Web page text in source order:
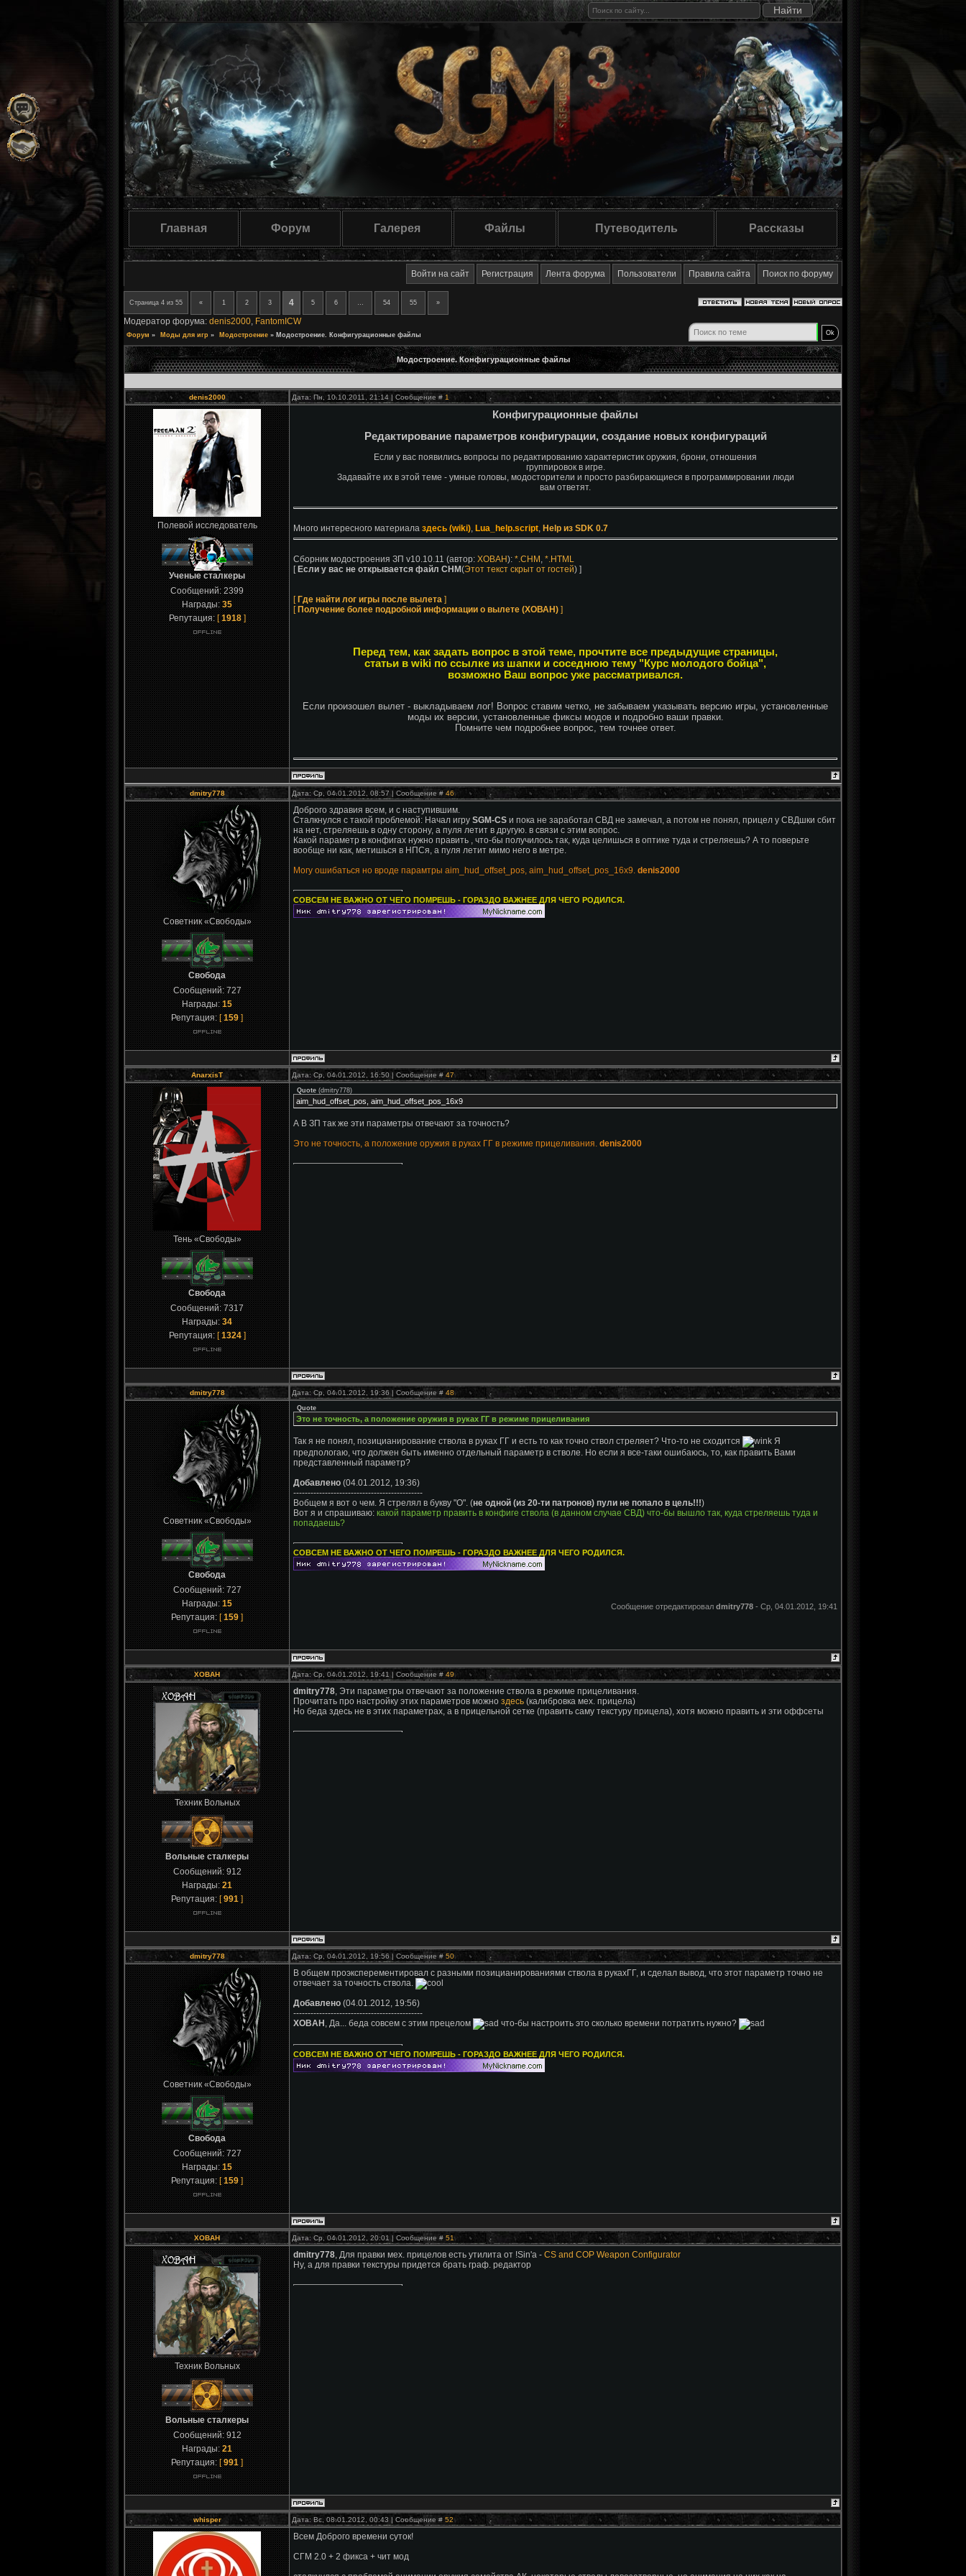
Главная Форум Галерея Файлы Путеводитель Рассказы
Войти на сайт Регистрация Лента форума Пользователи Правила сайта Поиск по форуму
Страница 4 из 55 « 1 2 3 4 5 6 … 54 55 »
Модератор форума: denis2000, FantomICW
Форум » Моды для игр » Модостроение » Модостроение. Конфигурационные файлы
Модостроение. Конфигурационные файлы
denis2000 Дата: Пн, 10.10.2011, 21:14 | Сообщение # 1
Полевой исследователь
Ученые сталкеры
Сообщений: 2399
Награды: 35
Репутация: [1918]
Конфигурационные файлы
Редактирование параметров конфигурации, создание новых конфигураций
Если у вас появились вопросы по редактированию характеристик оружия, брони, отношения
группировок в игре.
Задавайте их в этой теме - умные головы, модосторители и просто разбирающиеся в программировании люди
вам ответят.
Много интересного материала здесь (wiki), Lua_help.script, Help из SDK 0.7
Сборник модостроения ЗП v10.10.11 (автор: XOBAH): *.CHM , *.HTML
[ Если у вас не открывается файл CHM(Этот текст скрыт от гостей) ]
[ Где найти лог игры после вылета ]
[ Получение более подробной информации о вылете (ХОВАН) ]
Перед тем, как задать вопрос в этой теме, прочтите все предыдущие страницы,
статьи в wiki по ссылке из шапки и соседнюю тему "Курс молодого бойца",
возможно Ваш вопрос уже рассматривался.
Если произошел вылет - выкладываем лог! Вопрос ставим четко, не забываем указывать версию игры, установленные
моды их версии, установленные фиксы модов и подробно ваши правки.
Помните чем подробнее вопрос, тем точнее ответ.
dmitry778 Дата: Ср, 04.01.2012, 08:57 | Сообщение # 46
Советник «Свободы»
Свобода
Сообщений: 727
Награды: 15
Репутация: [159 ]
Доброго здравия всем, и с наступившим.
Сталкнулся с такой проблемой: Начал игру SGM-CS и пока не заработал СВД не замечал, а потом не понял, прицел у СВДшки сбит
на нет, стреляешь в одну сторону, а пуля летит в другую. в связи с этим вопрос.
Какой параметр в конфигах нужно править , что-бы получилось так, куда целишься в оптике туда и стреляешь? А то поверьте
вообще ни как, метишься в НПСя, а пуля летит мимо него в метре.
Могу ошибаться но вроде парамтры aim_hud_offset_pos, aim_hud_offset_pos_16x9. denis2000
СОВСЕМ НЕ ВАЖНО ОТ ЧЕГО ПОМРЕШЬ - ГОРАЗДО ВАЖНЕЕ ДЛЯ ЧЕГО РОДИЛСЯ.
AnarxisT Дата: Ср, 04.01.2012, 16:50 | Сообщение # 47
Тень «Свободы»
Свобода
Сообщений: 7317
Награды: 34
Репутация: [1324]
Quote (dmitry778)
aim_hud_offset_pos, aim_hud_offset_pos_16x9
А В ЗП так же эти параметры отвечают за точность?
Это не точность, а положение оружия в руках ГГ в режиме прицеливания. denis2000
dmitry778 Дата: Ср, 04.01.2012, 19:36 | Сообщение # 48
Советник «Свободы»
Свобода
Сообщений: 727
Награды: 15
Репутация: [159 ]
Quote
Это не точность, а положение оружия в руках ГГ в режиме прицеливания
Так я не понял, позицианирование ствола в руках ГГ и есть то как точно ствол стреляет? Что-то не сходится
Я
предпологаю, что должен быть именно отдельный параметр в стволе. Но если я все-таки ошибаюсь, то, как править Вами
представленный параметр?
Добавлено (04.01.2012, 19:36)
---------------------------------------------
Вобщем я вот о чем. Я стрелял в букву "О". (не одной (из 20-ти патронов) пули не попало в цель!!!)
Вот я и спрашиваю: какой параметр править в конфиге ствола (в данном случае СВД) что-бы вышло так, куда стреляешь туда и
попадаешь?
СОВСЕМ НЕ ВАЖНО ОТ ЧЕГО ПОМРЕШЬ - ГОРАЗДО ВАЖНЕЕ ДЛЯ ЧЕГО РОДИЛСЯ.
Сообщение отредактировал dmitry778 - Ср, 04.01.2012, 19:41
XOBAH Дата: Ср, 04.01.2012, 19:41 | Сообщение # 49
Техник Вольных
Вольные сталкеры
Сообщений: 912
Награды: 21
Репутация: [991 ]
dmitry778, Эти параметры отвечают за положение ствола в режиме прицеливания.
Прочитать про настройку этих параметров можно здесь (калибровка мех. прицела)
Но беда здесь не в этих параметрах, а в прицельной сетке (править саму текстуру прицела), хотя можно править и эти оффсеты
dmitry778 Дата: Ср, 04.01.2012, 19:56 | Сообщение # 50
Советник «Свободы»
Свобода
Сообщений: 727
Награды: 15
Репутация: [159 ]
В общем проэксперементировал с разными позицианированиями ствола в рукахГГ, и сделал вывод, что этот параметр точно не
отвечает за точность ствола.
Добавлено (04.01.2012, 19:56)
---------------------------------------------
XOBAH , Да... беда совсем с этим прецелом что-бы настроить это сколько времени потратить нужно?
СОВСЕМ НЕ ВАЖНО ОТ ЧЕГО ПОМРЕШЬ - ГОРАЗДО ВАЖНЕЕ ДЛЯ ЧЕГО РОДИЛСЯ.
XOBAH Дата: Ср, 04.01.2012, 20:01 | Сообщение # 51
Техник Вольных
Вольные сталкеры
Сообщений: 912
Награды: 21
Репутация: [991 ]
dmitry778, Для правки мех. прицелов есть утилита от !Sin'a - CS and COP Weapon Configurator
Ну, а для правки текстуры придется брать граф. редактор
whisper Дата: Вс, 08.01.2012, 00:43 | Сообщение # 52
Всем Доброго времени суток!
СГМ 2.0 + 2 фикса + чит мод